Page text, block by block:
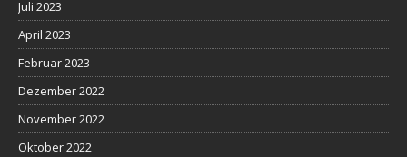
Juli 2023
April 2023
Februar 2023
Dezember 2022
November 2022
Oktober 2022